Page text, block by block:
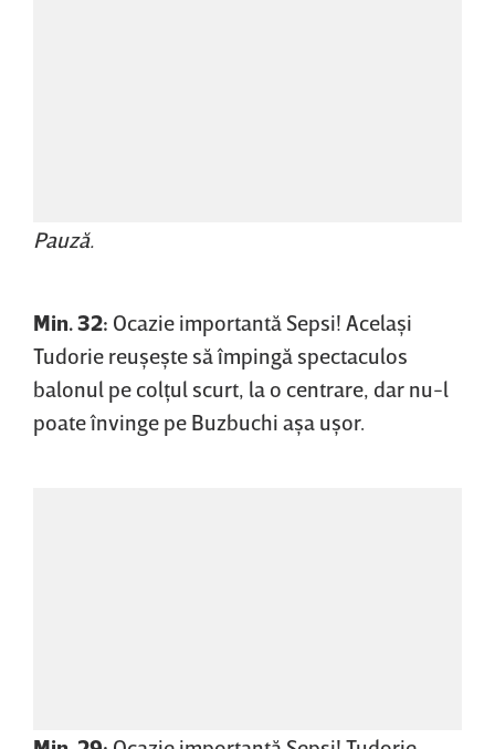
Pauză.
Min. 32: Ocazie importantă Sepsi! Acelaşi
Tudorie reuşeşte să împingă spectaculos
balonul pe colţul scurt, la o centrare, dar nu-l
poate învinge pe Buzbuchi aşa uşor.